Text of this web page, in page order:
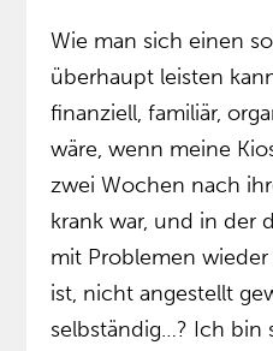
Wie man sich einen
überhaupt leisten
finanziell, familiär,
wäre, wenn meine
zwei Wochen nach
krank war, und in der
mit Problemen
ist, nicht angestellt
selbständig…? Ich bin